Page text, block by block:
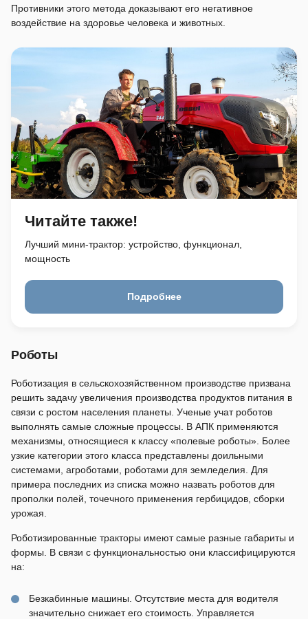
Противники этого метода доказывают его негативное
воздействие на здоровье человека и животных.
Читайте также!
Лучший мини-трактор: устройство, функционал,
мощность
Подробнее
Роботы
Роботизация в сельскохозяйственном производстве призвана
решить задачу увеличения производства продуктов питания в
связи с ростом населения планеты. Ученые учат роботов
выполнять самые сложные процессы. В АПК применяются
механизмы, относящиеся к классу «полевые роботы». Более
узкие категории этого класса представлены доильными
системами, агроботами, роботами для земледелия. Для
примера последних из списка можно назвать роботов для
прополки полей, точечного применения гербицидов, сборки
урожая.
Роботизированные тракторы имеют самые разные габариты и
формы. В связи с функциональностью они классифицируются
на:
Безкабинные машины. Отсутствие места для водителя
значительно снижает его стоимость. Управляется